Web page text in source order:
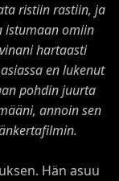
ristiin rastiin, ja
istumaan omiin
hartaasti
en lukenut
pohdin juurta
annoin sen
Hän asuu